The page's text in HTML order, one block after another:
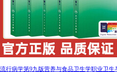
流行病学第9九版营养与食品卫生学职业卫